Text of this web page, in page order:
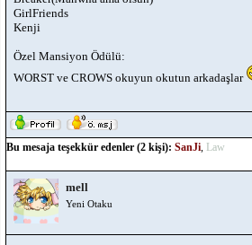
GirlFriends
Kenji
Özel Mansiyon Ödülü:
WORST ve CROWS okuyun okutun arkadaşlar
Bu mesaja teşekkür edenler (2 kişi): SanJi Law
mell
Yeni Otaku